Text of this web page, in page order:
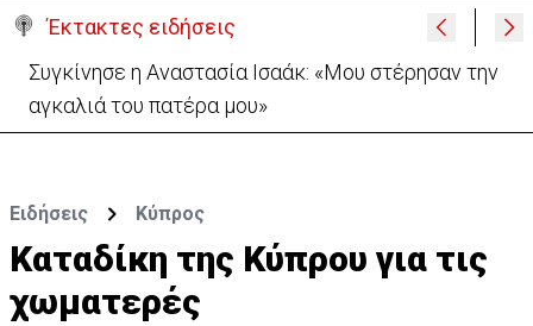
Έκτακτες ειδήσεις
Μεγάλο πακέτο όπλων από Τουρκία προς Ουκρανία
-Κίνηση με μήνυμα προς Μόσχα;
Ειδήσεις Κύπρος
Καταδίκη της Κύπρου για τις
χωματερές